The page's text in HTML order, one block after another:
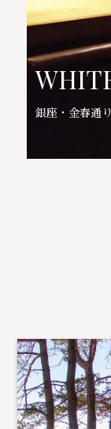
銀座・金春通